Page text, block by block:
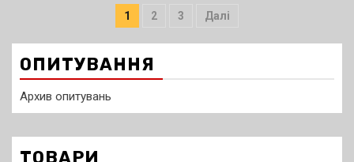
Пагінація
записів
1 2 3 Далі
ОПИТУВАННЯ
Архив опитувань